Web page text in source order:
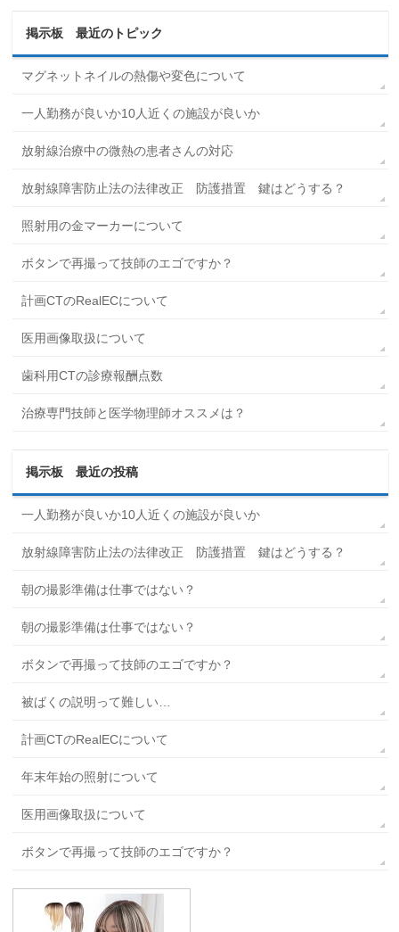
掲示板 最近のトピック
マグネットネイルの熱傷や変色について
一人勤務が良いか10人近くの施設が良いか
放射線治療中の微熱の患者さんの対応
放射線障害防止法の法律改正 防護措置 鍵はどうする？
照射用の金マーカーについて
ボタンで再撮って技師のエゴですか？
計画CTのRealECについて
医用画像取扱について
歯科用CTの診療報酬点数
治療専門技師と医学物理師オススメは？
掲示板 最近の投稿
一人勤務が良いか10人近くの施設が良いか
放射線障害防止法の法律改正 防護措置 鍵はどうする？
朝の撮影準備は仕事ではない？
朝の撮影準備は仕事ではない？
ボタンで再撮って技師のエゴですか？
被ばくの説明って難しい…
計画CTのRealECについて
年末年始の照射について
医用画像取扱について
ボタンで再撮って技師のエゴですか？